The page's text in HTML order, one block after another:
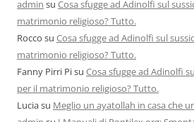
admin su Cosa sfugge ad Adinolfi sul
matrimonio religioso? Tutto.
Rocco su Cosa sfugge ad Adinolfi sul
matrimonio religioso? Tutto.
Fanny Pirri Pisu Cosa sfugge ad Adinolfi
per il matrimonio religioso? Tutto.
Luciasu Meglio un ayatollah in casa che